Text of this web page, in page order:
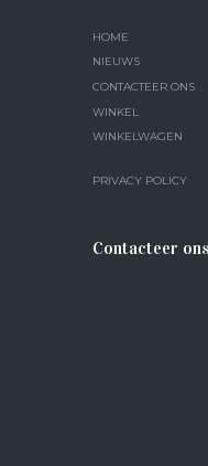
HOME
NIEUWS
CONTACTEER ONS
WINKEL
WINKELWAGEN
PRIVACY POLICY
Contacteer ons